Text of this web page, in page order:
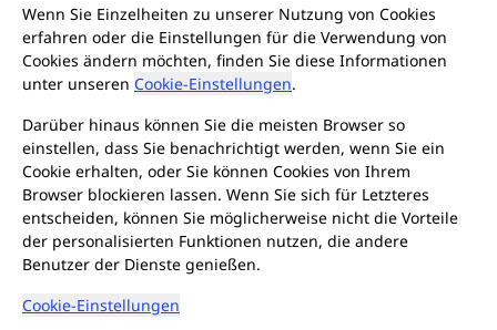
Wenn Sie Einzelheiten zu unserer Nutzung von Cookies
erfahren oder die Einstellungen für die Verwendung von
Cookies ändern möchten, finden Sie diese Informationen
unter unseren Cookie-Einstellungen.
Darüber hinaus können Sie die meisten Browser so
einstellen, dass Sie benachrichtigt werden, wenn Sie ein
Cookie erhalten, oder Sie können Cookies von Ihrem
Browser blockieren lassen. Wenn Sie sich für Letzteres
entscheiden, können Sie möglicherweise nicht die Vorteile
der personalisierten Funktionen nutzen, die andere
Benutzer der Dienste genießen.
Cookie-Einstellungen